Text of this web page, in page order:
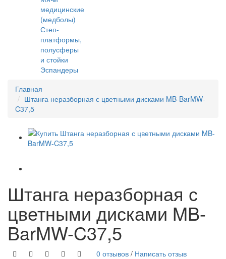
медицинские
(медболы)
Степ-
платформы,
полусферы
и стойки
Эспандеры
Главная
Штанга неразборная с цветными дисками MB-BarMW-
C37,5
Штанга неразборная с
цветными дисками MB-
BarMW-C37,5
0 отзывов / Написать отзыв